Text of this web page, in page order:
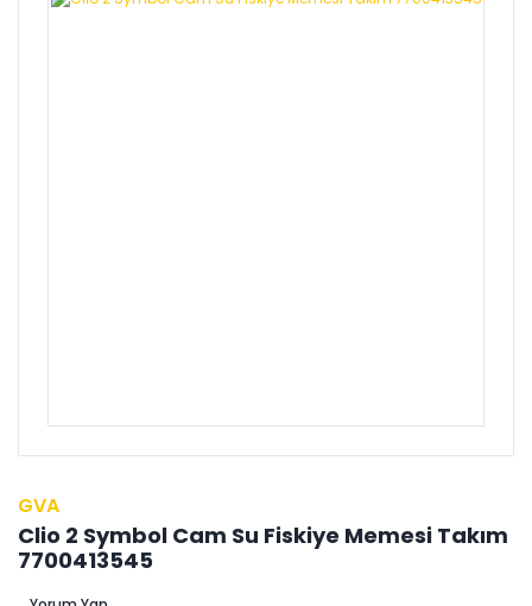
GVA
Clio 2 Symbol Cam Su Fiskiye Memesi Takım
7700413545